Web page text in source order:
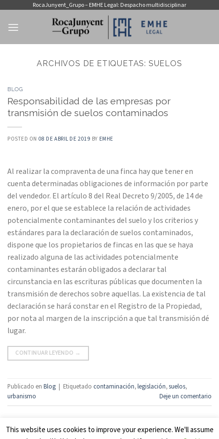
contenido
RocaJunyent_Grupo – EMHE Legal: Despacho multidisciplinar
ARCHIVOS DE ETIQUETAS: SUELOS
BLOG
Responsabilidad de las empresas por
transmisión de suelos contaminados
POSTED ON 08 DE ABRIL DE 2019 BY EMHE
Al realizar la compraventa de una finca hay que tener en
cuenta determinadas obligaciones de información por parte
del vendedor. El artículo 8 del Real Decreto 9/2005, de 14 de
enero, por el que se establece la relación de actividades
potencialmente contaminantes del suelo y los criterios y
estándares para la declaración de suelos contaminados,
dispone que los propietarios de fincas en las que se haya
realizado alguna de las actividades potencialmente
contaminantes estarán obligados a declarar tal
circunstancia en las escrituras públicas que documenten la
transmisión de derechos sobre aquellas. La existencia de tal
declaración se hará constar en el Registro de la Propiedad,
por nota al margen de la inscripción a que tal transmisión dé
lugar.
CONTINUAR LEYENDO →
Publicado en Blog | Etiquetado contaminación,legislación,suelos,
urbanismo
Deje un comentario
This website uses cookies to improve your experience. We'll assume